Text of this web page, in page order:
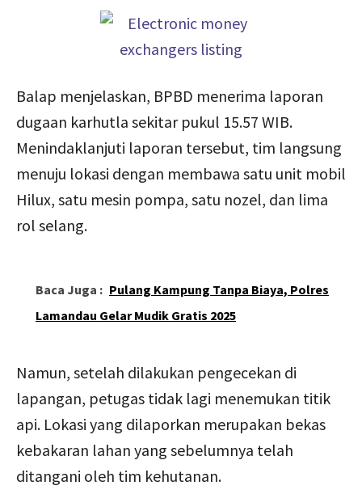
Balap menjelaskan, BPBD menerima laporan
dugaan karhutla sekitar pukul 15.57 WIB.
Menindaklanjuti laporan tersebut, tim langsung
menuju lokasi dengan membawa satu unit mobil
Hilux, satu mesin pompa, satu nozel, dan lima
rol selang.
Baca Juga : Pulang Kampung Tanpa Biaya, Polres
Lamandau Gelar Mudik Gratis 2025
Namun, setelah dilakukan pengecekan di
lapangan, petugas tidak lagi menemukan titik
api. Lokasi yang dilaporkan merupakan bekas
kebakaran lahan yang sebelumnya telah
ditangani oleh tim kehutanan.